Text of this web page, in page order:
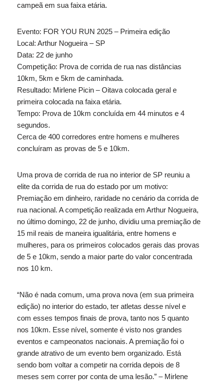
campeã em sua faixa etária.
Evento: FOR YOU RUN 2025 – Primeira edição
Local: Arthur Nogueira – SP
Data: 22 de junho
Competição: Prova de corrida de rua nas distâncias
10km, 5km e 5km de caminhada.
Resultado: Mirlene Picin – Oitava colocada geral e
primeira colocada na faixa etária.
Tempo: Prova de 10km concluída em 44 minutos e 4
segundos.
Cerca de 400 corredores entre homens e mulheres
concluíram as provas de 5 e 10km.
Uma prova de corrida de rua no interior de SP reuniu a
elite da corrida de rua do estado por um motivo:
Premiação em dinheiro, raridade no cenário da corrida de
rua nacional. A competição realizada em Arthur Nogueira,
no último domingo, 22 de junho, dividiu uma premiação de
15 mil reais de maneira igualitária, entre homens e
mulheres, para os primeiros colocados gerais das provas
de 5 e 10km, sendo a maior parte do valor concentrada
nos 10 km.
“Não é nada comum, uma prova nova (em sua primeira
edição) no interior do estado, ter atletas desse nível e
com esses tempos finais de prova, tanto nos 5 quanto
nos 10km. Esse nível, somente é visto nos grandes
eventos e campeonatos nacionais. A premiação foi o
grande atrativo de um evento bem organizado. Está
sendo bom voltar a competir na corrida depois de 8
meses sem correr por conta de uma lesão.” – Mirlene